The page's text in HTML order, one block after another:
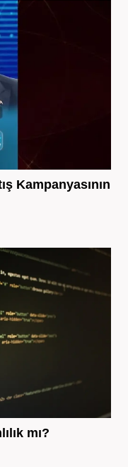
Kampanyasının
mı?